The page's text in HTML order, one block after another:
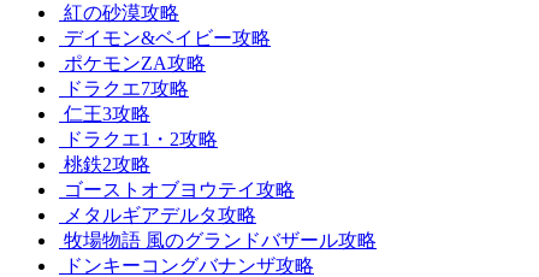
紅の砂漠攻略
デイモン&ベイビー攻略
ポケモンZA攻略
ドラクエ7攻略
仁王3攻略
ドラクエ1・2攻略
桃鉄2攻略
ゴーストオブヨウテイ攻略
メタルギアデルタ攻略
牧場物語 風のグランドバザール攻略
ドンキーコングバナンザ攻略